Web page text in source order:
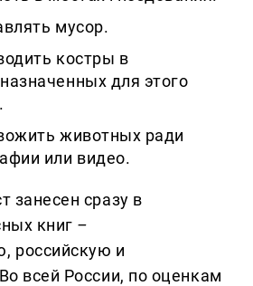
мусор.
костры в
для этого
животных ради
или видео.
занесен сразу в
книг –
российскую и
всей России, по оценкам